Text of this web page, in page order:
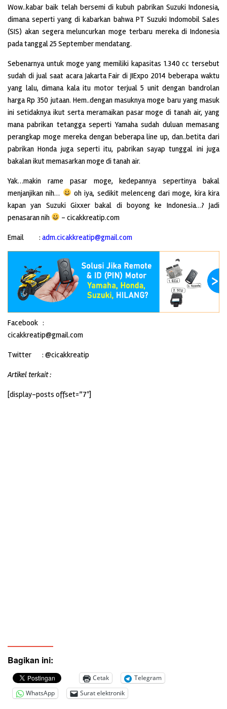
Wow..kabar baik telah bersemi di kubuh pabrikan Suzuki Indonesia,
dimana seperti yang di kabarkan bahwa PT Suzuki Indomobil Sales
(SIS) akan segera meluncurkan moge terbaru mereka di Indonesia
pada tanggal 25 September mendatang.
Sebenarnya untuk moge yang memiliki kapasitas 1.340 cc tersebut
sudah di jual saat acara Jakarta Fair di JIExpo 2014 beberapa waktu
yang lalu, dimana kala itu motor terjual 5 unit dengan bandrolan
harga Rp 350 jutaan. Hem..dengan masuknya moge baru yang masuk
ini setidaknya ikut serta meramaikan pasar moge di tanah air, yang
mana pabrikan tetangga seperti Yamaha sudah duluan memasang
perangkap moge mereka dengan beberapa line up, dan..betita dari
pabrikan Honda juga seperti itu, pabrikan sayap tunggal ini juga
bakalan ikut memasarkan moge di tanah air.
Yak…makin rame pasar moge, kedepannya sepertinya bakal
menjanjikan nih…
oh iya, sedikit melenceng dari moge, kira kira
kapan yan Suzuki Gixxer bakal di boyong ke Indonesia…? Jadi
penasaran nih
– cicakkreatip.com
Email : adm.cicakkreatip@gmail.com
Facebook :
cicakkreatip@gmail.com
­­Twitter : @cicakkreatip
Artikel terkait :
[display-posts offset=”7″]
Bagikan ini:
Cetak
Telegram
WhatsApp
Surat elektronik